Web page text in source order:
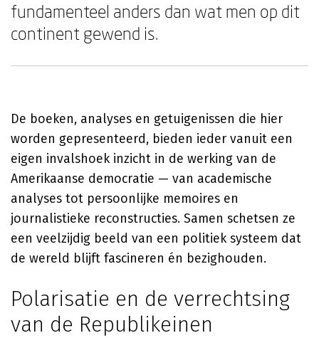
fundamenteel anders dan wat men op dit
continent gewend is.
De boeken, analyses en getuigenissen die hier
worden gepresenteerd, bieden ieder vanuit een
eigen invalshoek inzicht in de werking van de
Amerikaanse democratie — van academische
analyses tot persoonlijke memoires en
journalistieke reconstructies. Samen schetsen ze
een veelzijdig beeld van een politiek systeem dat
de wereld blijft fascineren én bezighouden.
Polarisatie en de verrechtsing
van de Republikeinen